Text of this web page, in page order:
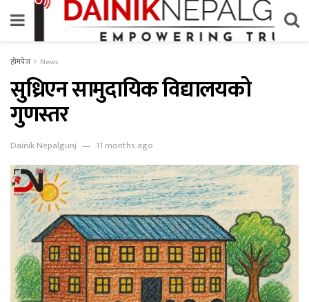
होमपेज News
सुध्रिएन सामुदायिक विद्यालयको
गुणस्तर
Dainik Nepalgunj 11 months ago